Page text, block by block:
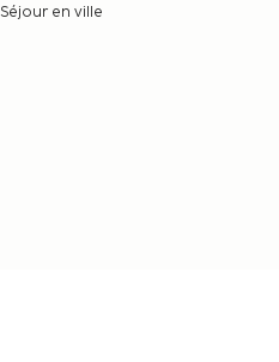
Séjour en ville